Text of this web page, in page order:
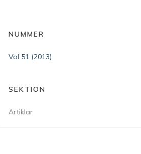
NUMMER
Vol 51 (2013)
SEKTION
Artiklar